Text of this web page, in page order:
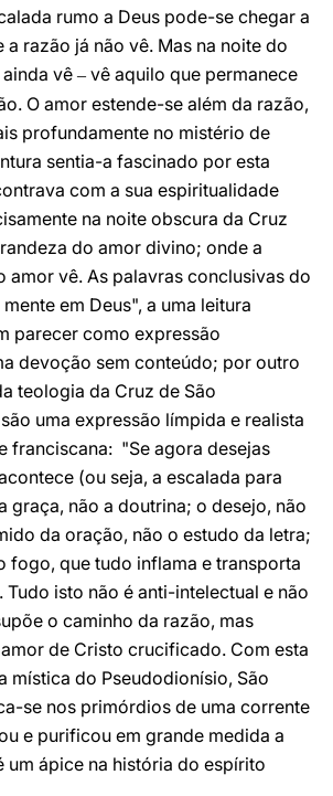
rumo a Deus pode-se chegar a
a razão já não vê. Mas na noite do
vê – vê aquilo que permanece
O amor estende-se além da razão,
profundamente no mistério de
sentia-a fascinado por esta
com a sua espiritualidade
na noite obscura da Cruz
do amor divino; onde a
amor vê. As palavras conclusivas do
em Deus", a uma leitura
parecer como expressão
devoção sem conteúdo; por outro
teologia da Cruz de São
uma expressão límpida e realista
franciscana: "Se agora desejas
(ou seja, a escalada para
graça, não a doutrina; o desejo, não
da oração, não o estudo da letra;
fogo, que tudo inflama e transporta
Tudo isto não é anti-intelectual e não
o caminho da razão, mas
de Cristo crucificado. Com esta
mística do Pseudodionísio, São
se nos primórdios de uma corrente
e purificou em grande medida a
um ápice na história do espírito